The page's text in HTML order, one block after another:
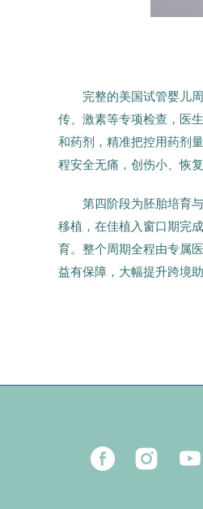
完整的美国试管婴儿
传、激素等专项检查，医
和药剂，精准把控用药剂
程安全无痛，创伤小、恢复
第四阶段为胚胎培育
移植，在佳植入窗口期完
育。整个周期全程由专属
益有保障，大幅提升跨境